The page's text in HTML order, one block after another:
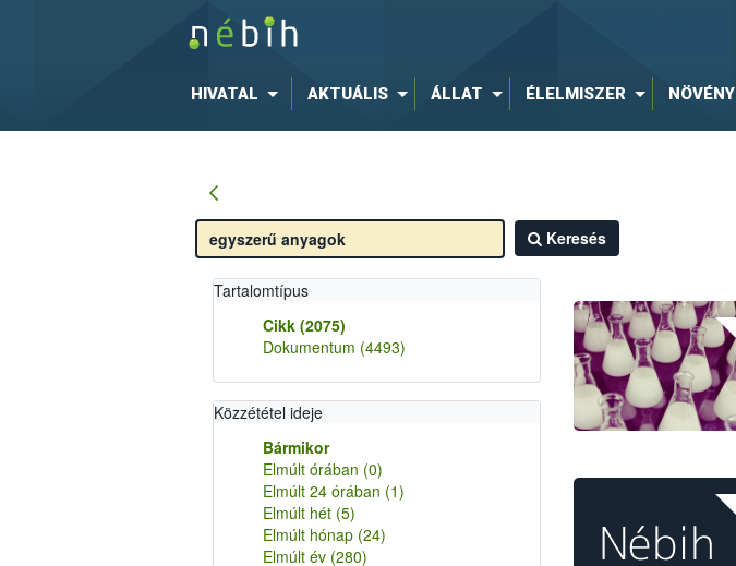
HIVATAL AKTUÁLIS ÁLLAT ÉLELMISZER NÖVÉNY
Keresés
Tartalomtípus
Cikk (2075)
Dokumentum (4493)
Közzététel ideje
Bármikor
Elmúlt órában (0)
Elmúlt 24 órában (1)
Elmúlt hét (5)
Elmúlt hónap (24)
Elmúlt év (280)